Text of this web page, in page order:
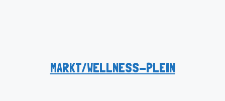
MARKT/WELLNESS-PLEIN